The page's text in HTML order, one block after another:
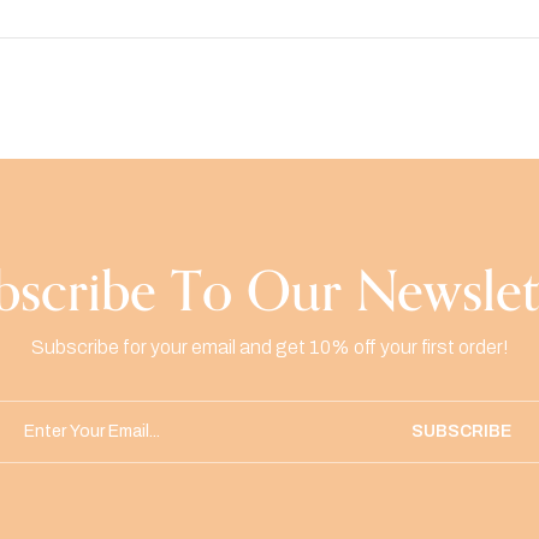
To Our
Subscribe for your email and get 10% off your first order!
SUBSCRIBE